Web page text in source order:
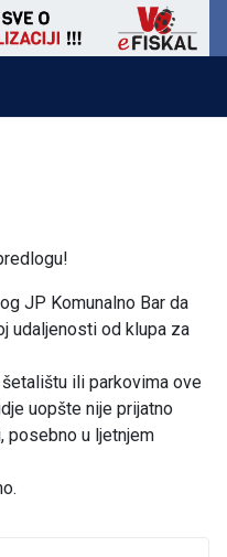
JP Komunalno Bar da
udaljenosti od klupa za
ili parkovima ove
uopšte nije prijatno
posebno u ljetnjem